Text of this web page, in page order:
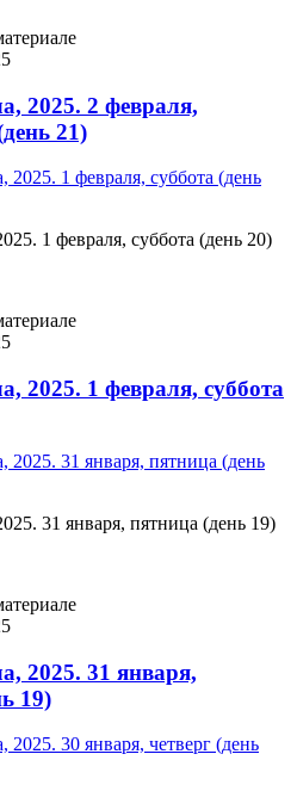
2025. 2 февраля,
21)
1 февраля, суббота (день 20)
2025. 1 февраля, суббота
31 января, пятница (день 19)
2025. 31 января,
19)